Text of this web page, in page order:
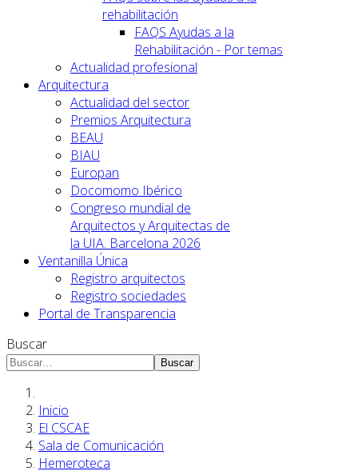
rehabilitación
FAQS Ayudas a la
Rehabilitación - Por temas
Actualidad profesional
Arquitectura
Actualidad del sector
Premios Arquitectura
BEAU
BIAU
Europan
Docomomo Ibérico
Congreso mundial de
Arquitectos y Arquitectas de
la UIA. Barcelona 2026
Ventanilla Única
Registro arquitectos
Registro sociedades
Portal de Transparencia
Buscar
Buscar
Inicio
El CSCAE
Sala de Comunicación
Hemeroteca